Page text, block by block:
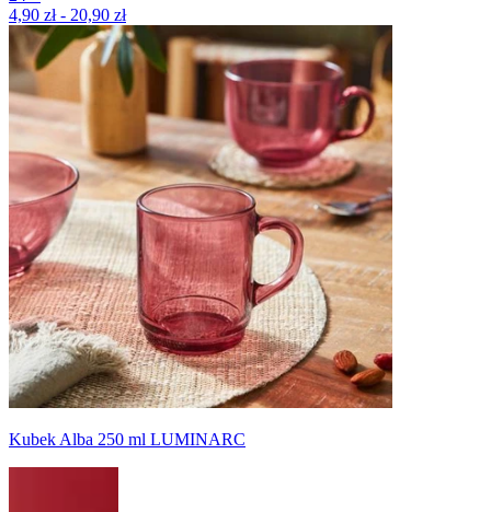
4,90 zł - 20,90 zł
Kubek Alba 250 ml LUMINARC